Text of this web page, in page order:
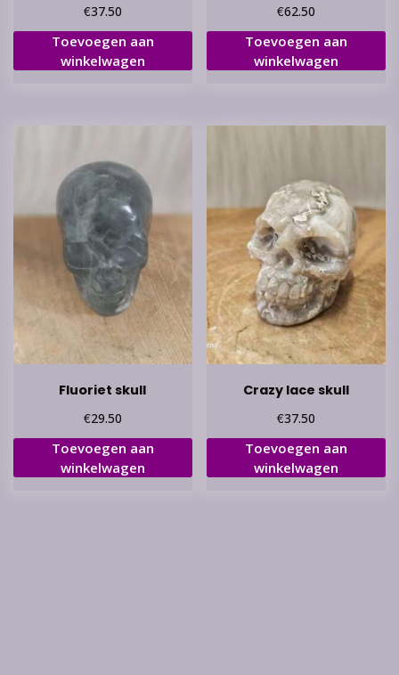
€37.50
Toevoegen aan
winkelwagen
€62.50
Toevoegen aan
winkelwagen
Fluoriet skull
€29.50
Toevoegen aan
winkelwagen
Crazy lace skull
€37.50
Toevoegen aan
winkelwagen